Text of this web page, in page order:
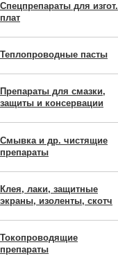
Спецпрепараты для изгот.
плат
Теплопроводные пасты
Препараты для смазки,
защиты и консервации
Смывка и др. чистящие
препараты
Клея, лаки, защитные
экраны, изоленты, скотч
Токопроводящие
препараты